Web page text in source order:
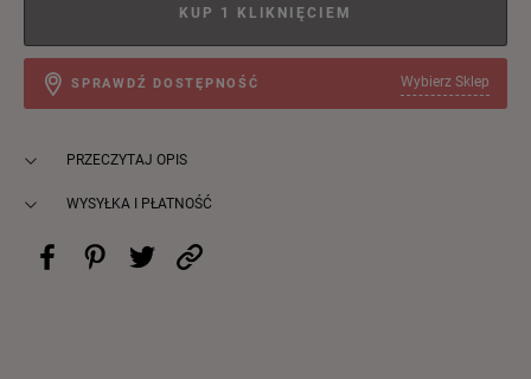
KUP 1 KLIKNIĘCIEM
SPRAWDŹ DOSTĘPNOŚĆ Wybierz Sklep
PRZECZYTAJ OPIS
WYSYŁKA I PŁATNOŚĆ